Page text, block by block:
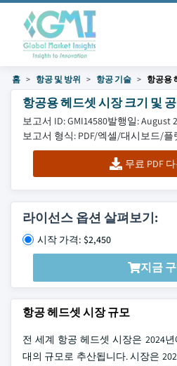
홈 항공 및 방위 항공 기술 항공용
항공용 헤드셋 시장 크기 및
보고서 ID: GMI14580발행일: August
보고서 형식: PDF/엑셀/대시보드/플
무료 PDF
라이선스 옵션 살펴보기:
시작 가격: $2,450
지금
항공 헤드셋 시장 규모
전 세계 항공 헤드셋 시장은 2024년
대의 규모로 추산됩니다. 시장은